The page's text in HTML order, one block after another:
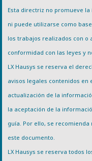
Esta directriz no promueve
ni puede utilizarse como
los trabajos realizados con o
conformidad con las leyes y
LX Hausys se reserva el
avisos legales contenidos
actualización de la
la aceptación de la
guía. Por ello, se
este documento.
LX Hausys se reserva todos